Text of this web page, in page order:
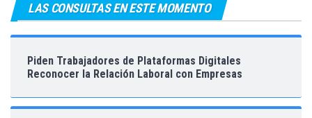
LAS CONSULTAS EN ESTE MOMENTO
Piden Trabajadores de Plataformas Digitales
Reconocer la Relación Laboral con Empresas